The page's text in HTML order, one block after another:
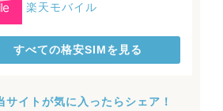
楽天モバイル
すべての格安SIMを見る
サイトが気に入ったらシェア！